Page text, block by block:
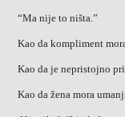
“Ma nije to ništa.”
Kao da kompliment
Kao da je nepristojno
Kao da žena mora